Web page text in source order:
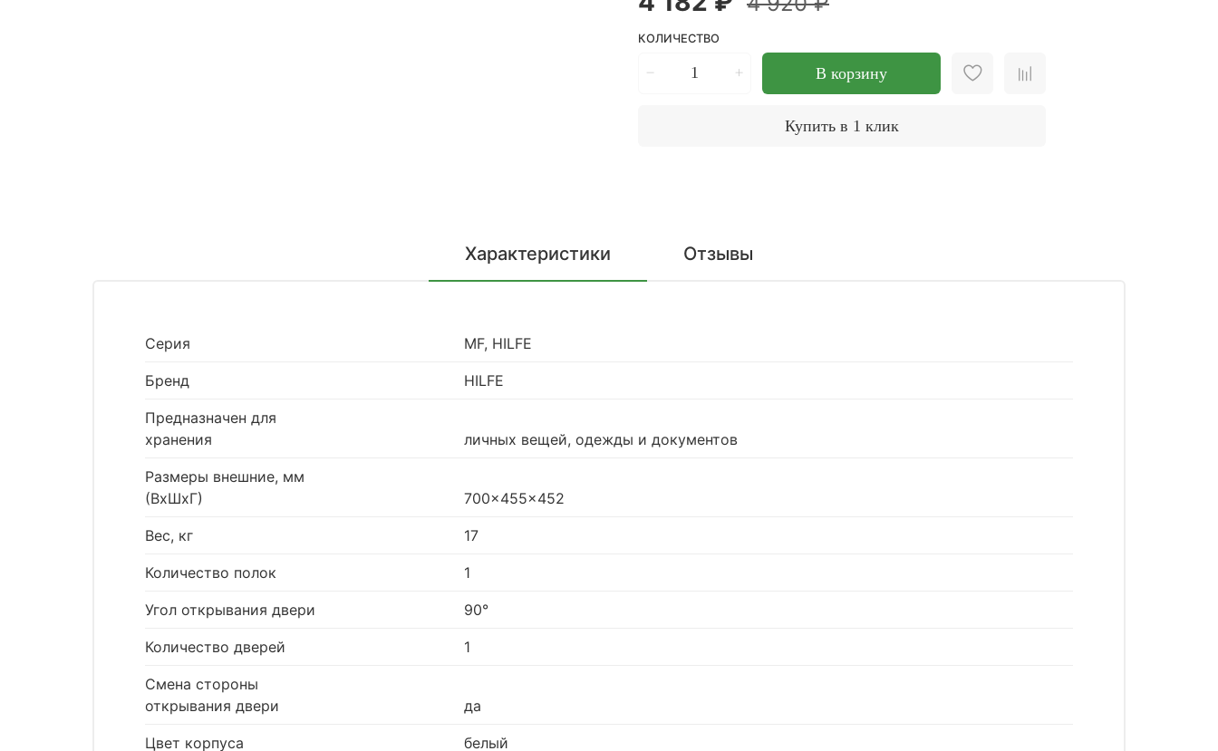
КОЛИЧЕСТВО
В корзину
Купить в 1 клик
Характеристики Отзывы
Серия MF, HILFE
Бренд HILFE
Предназначен для
хранения
личных вещей, одежды и документов
Размеры внешние, мм
(ВхШхГ)
700x455x452
Вес, кг 17
Количество полок 1
Угол открывания двери 90°
Количество дверей 1
Смена стороны
открывания двери
да
Цвет корпуса белый